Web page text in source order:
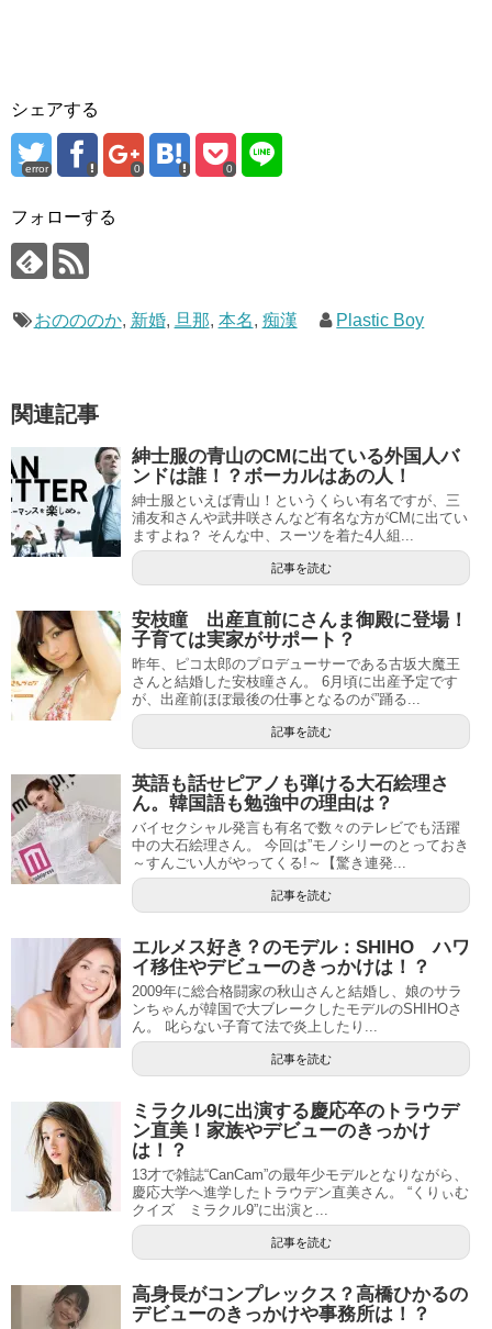
シェアする
error 0 0
フォローする
おのののか, 新婚, 旦那, 本名, 痴漢 Plastic Boy
関連記事
紳士服の青山のCMに出ている外国人バ
ンドは誰！？ボーカルはあの人！
紳士服といえば青山！というくらい有名ですが、三
浦友和さんや武井咲さんなど有名な方がCMに出てい
ますよね？ そんな中、スーツを着た4人組...
記事を読む
安枝瞳 出産直前にさんま御殿に登場！
子育ては実家がサポート？
昨年、ピコ太郎のプロデューサーである古坂大魔王
さんと結婚した安枝瞳さん。 6月頃に出産予定です
が、出産前ほぼ最後の仕事となるのが”踊る...
記事を読む
英語も話せピアノも弾ける大石絵理さ
ん。韓国語も勉強中の理由は？
バイセクシャル発言も有名で数々のテレビでも活躍
中の大石絵理さん。 今回は”モノシリーのとっておき
～すんごい人がやってくる!～【驚き連発...
記事を読む
エルメス好き？のモデル：SHIHO ハワ
イ移住やデビューのきっかけは！？
2009年に総合格闘家の秋山さんと結婚し、娘のサラ
ンちゃんが韓国で大ブレークしたモデルのSHIHOさ
ん。 叱らない子育て法で炎上したり...
記事を読む
ミラクル9に出演する慶応卒のトラウデ
ン直美！家族やデビューのきっかけ
は！？
13才で雑誌“CanCam”の最年少モデルとなりながら、
慶応大学へ進学したトラウデン直美さん。 “くりぃむ
クイズ ミラクル9”に出演と...
記事を読む
高身長がコンプレックス？高橋ひかるの
デビューのきっかけや事務所は！？